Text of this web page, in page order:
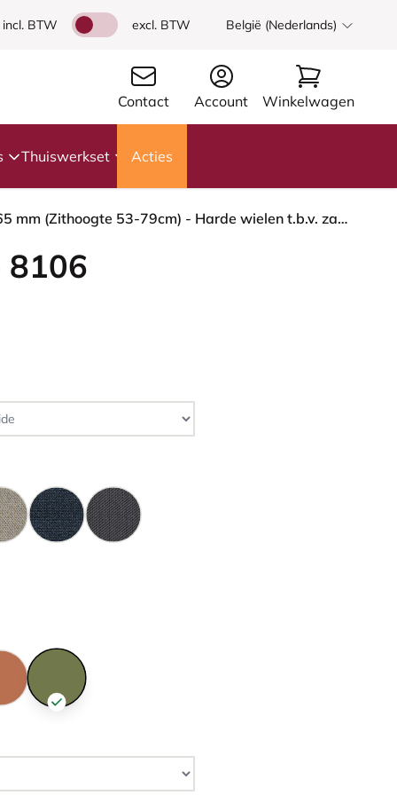
incl. BTW excl. BTW België (Nederlands)
Contact Account Winkelwagen
Thuiswerkset Acties
HÅG Capisco 8106 - Capture (Gabriel) - Wol / Polyamide - CPT5101 - Green-grey - Moss Grey - 265 mm (Zithoogte 53-79cm) - Harde wielen t.b.v. zachte vloeren
8106